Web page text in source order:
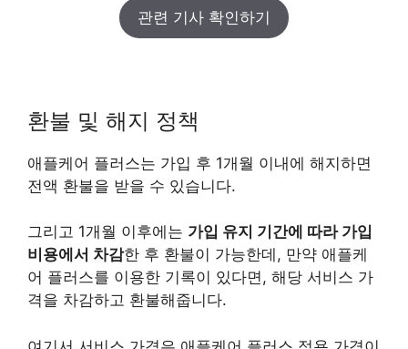
관련 기사 확인하기
환불 및 해지 정책
애플케어 플러스는 가입 후 1개월 이내에 해지하면
전액 환불을 받을 수 있습니다.
그리고 1개월 이후에는 가입 유지 기간에 따라 가입
비용에서 차감한 후 환불이 가능한데, 만약 애플케
어 플러스를 이용한 기록이 있다면, 해당 서비스 가
격을 차감하고 환불해줍니다.